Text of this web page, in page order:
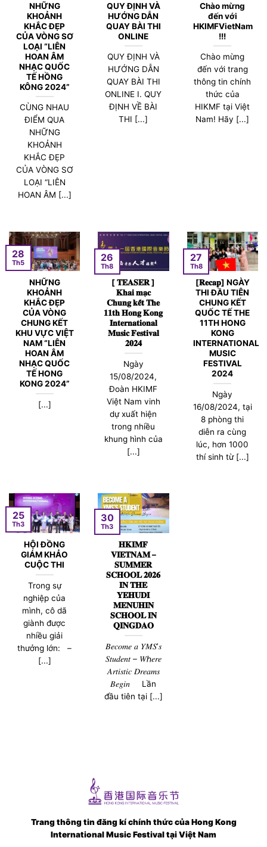
NHỮNG
KHOẢNH
KHẮC ĐẸP
CỦA VÒNG SƠ
LOẠI “LIÊN
HOAN ÂM
NHẠC QUỐC
TẾ HỒNG
KÔNG 2024”
CÙNG NHAU
ĐIỂM QUA
NHỮNG
KHOẢNH
KHẮC ĐẸP
CỦA VÒNG SƠ
LOẠI “LIÊN
HOAN ÂM [...]
QUY ĐỊNH VÀ
HƯỚNG DẪN
QUAY BÀI THI
ONLINE
QUY ĐỊNH VÀ
HƯỚNG DẪN
QUAY BÀI THI
ONLINE I. QUY
ĐỊNH VỀ BÀI
THI [...]
Chào mừng
đến với
HKIMFVietNam
!!!
Chào mừng
đến với trang
thông tin chính
thức của
HIKMF tại Việt
Nam! Hãy [...]
NHỮNG
KHOẢNH
KHẮC ĐẸP
CỦA VÒNG
CHUNG KẾT
KHU VỰC VIỆT
NAM “LIÊN
HOAN ÂM
NHẠC QUỐC
TẾ HONG
KONG 2024”
[...]
28
Th5
[ 𝐓𝐄𝐀𝐒𝐄𝐑 ]
𝐊𝐡𝐚𝐢 𝐦𝐚̣𝐜
𝐂𝐡𝐮𝐧𝐠 𝐤𝐞̂́𝐭 𝐓𝐡𝐞
𝟏𝟏𝐭𝐡 𝐇𝐨𝐧𝐠 𝐊𝐨𝐧𝐠
𝐈𝐧𝐭𝐞𝐫𝐧𝐚𝐭𝐢𝐨𝐧𝐚𝐥
𝐌𝐮𝐬𝐢𝐜 𝐅𝐞𝐬𝐭𝐢𝐯𝐚𝐥
𝟐𝟎𝟐𝟒
Ngày
15/08/2024,
Đoàn HKIMF
Việt Nam vinh
dự xuất hiện
trong nhiều
khung hình của
[...]
26
Th8
[𝐑𝐞𝐜𝐚𝐩] NGÀY
THI ĐẦU TIÊN
CHUNG KẾT
QUỐC TẾ THE
11TH HONG
KONG
INTERNATIONAL
MUSIC
FESTIVAL
2024
Ngày
16/08/2024, tại
8 phòng thi
diễn ra cùng
lúc, hơn 1000
thí sinh từ [...]
27
Th8
HỘI ĐỒNG
GIÁM KHẢO
CUỘC THI
Trong sự
nghiệp của
mình, cô dã
giành được
nhiều giải
thưởng lớn: –
[...]
25
Th3
𝐇𝐊𝐈𝐌𝐅
𝐕𝐈𝐄𝐓𝐍𝐀𝐌 –
𝐒𝐔𝐌𝐌𝐄𝐑
𝐒𝐂𝐇𝐎𝐎𝐋 𝟐𝟎𝟐𝟔
𝐈𝐍 𝐓𝐇𝐄
𝐘𝐄𝐇𝐔𝐃𝐈
𝐌𝐄𝐍𝐔𝐇𝐈𝐍
𝐒𝐂𝐇𝐎𝐎𝐋 𝐈𝐍
𝐐𝐈𝐍𝐆𝐃𝐀𝐎
𝐵𝑒𝑐𝑜𝑚𝑒 𝑎 𝑌𝑀𝑆’𝑠
𝑆𝑡𝑢𝑑𝑒𝑛𝑡 – 𝑊ℎ𝑒𝑟𝑒
𝐴𝑟𝑡𝑖𝑠𝑡𝑖𝑐 𝐷𝑟𝑒𝑎𝑚𝑠
𝐵𝑒𝑔𝑖𝑛 Lần
đầu tiên tại [...]
30
Th3
Trang thông tin đăng kí chính thức của Hong Kong
International Music Festival tại Việt Nam